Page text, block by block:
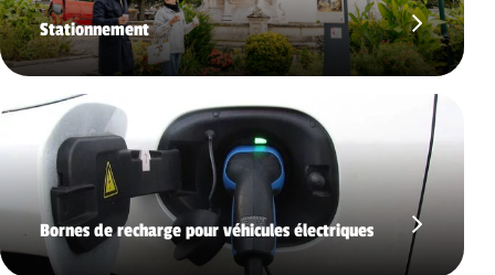
Stationnement
Bornes de recharge pour véhicules électriques